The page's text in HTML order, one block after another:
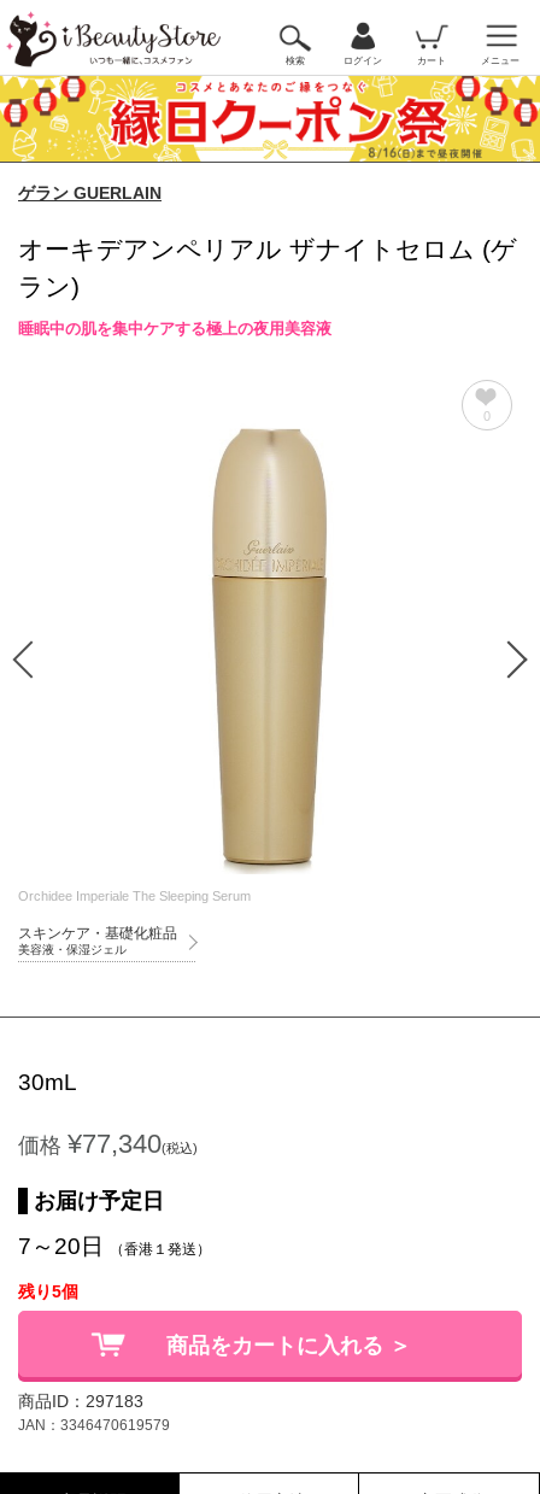
検索 ログイン カート メニュー
ゲラン GUERLAIN
オーキデアンペリアル ザナイトセロム (ゲ
ラン)
睡眠中の肌を集中ケアする極上の夜用美容液
0
Orchidee Imperiale The Sleeping Serum
スキンケア・基礎化粧品
美容液・保湿ジェル
30mL
価格 ¥77,340(税込)
お届け予定日
7～20日 （香港１発送）
残り5個
商品をカートに入れる ＞
商品ID：297183
JAN：3346470619579